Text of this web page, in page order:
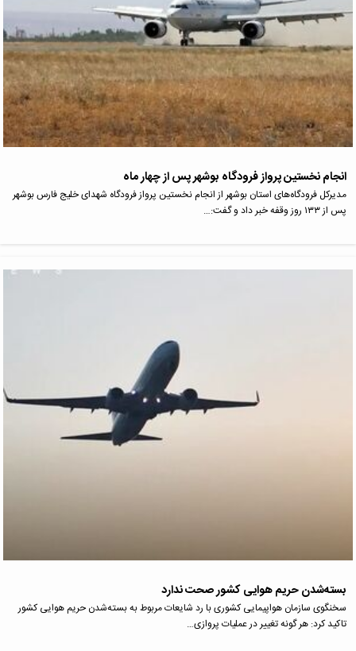
انجام نخستین پرواز فرودگاه بوشهر پس از چهار ماه
مدیرکل فرودگاه‌های استان بوشهر از انجام نخستین پرواز فرودگاه شهدای خلیج فارس بوشهر
پس از ۱۳۳ روز وقفه خبر داد و گفت:…
بسته‌شدن حریم هوایی کشور صحت ندارد
سخنگوی سازمان هواپیمایی کشوری با رد شایعات مربوط به بسته‌شدن حریم هوایی کشور
تاکید کرد: هر گونه تغییر در عملیات پروازی…